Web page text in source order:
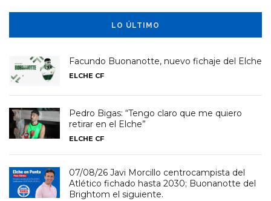
LO ÚLTIMO
Facundo Buonanotte, nuevo fichaje del Elche
ELCHE CF
Pedro Bigas: “Tengo claro que me quiero
retirar en el Elche”
ELCHE CF
07/08/26 Javi Morcillo centrocampista del
Atlético fichado hasta 2030; Buonanotte del
Brightom el siguiente.